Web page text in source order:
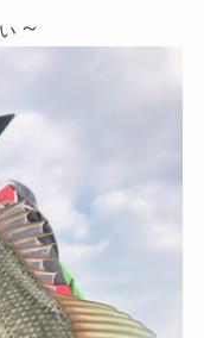
～